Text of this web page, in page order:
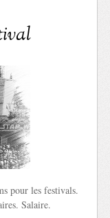
pour les festivals.
Salaire.